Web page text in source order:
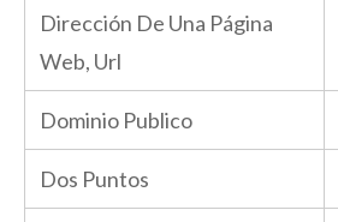
Dirección De Una Página
Web, Url
Dominio Publico
Dos Puntos